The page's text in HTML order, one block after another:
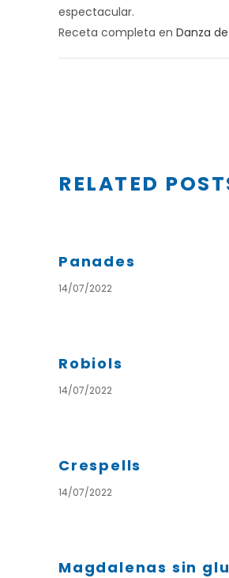
espectacular.
Receta completa en Danza
RELATED
Panades
14/07/2022
Robiols
14/07/2022
Crespells
14/07/2022
Magdalenas sin